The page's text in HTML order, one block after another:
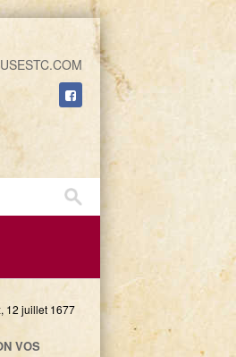
12 juillet 1677
VOS